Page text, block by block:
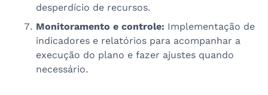
desperdício de recursos.
Monitoramento e controle: Implementação de
indicadores e relatórios para acompanhar a
execução do plano e fazer ajustes quando
necessário.